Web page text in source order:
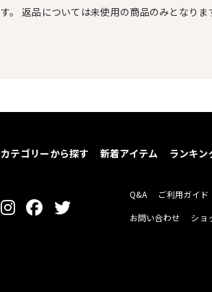
す。 返品については未使用の商品のみとなりま
カテゴリーから探す 新着アイテム ランキン
Q&A ご利用ガイド
お問い合わせ ショ